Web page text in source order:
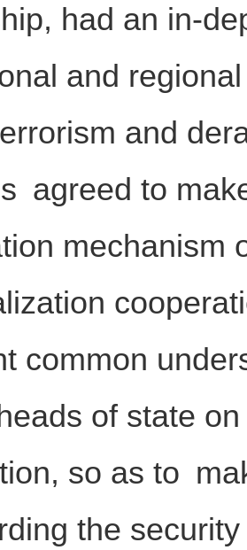
had an in-
and
and
agreed to
mechanism
common
of state
so as to
the